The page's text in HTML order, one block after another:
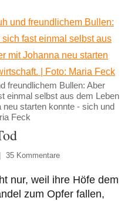
freundlichem Bullen: Aber
einmal selbst aus dem Leben
starten konnte - sich und
Feck
35 Kommentare
nur, weil ihre Höfe dem
zum Opfer fallen,